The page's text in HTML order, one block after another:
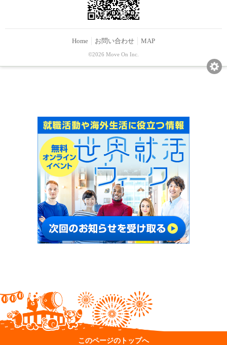
Home お問い合わせ MAP
©2026 Move On Inc.
このページのトップへ